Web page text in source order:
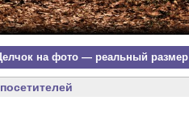
на фото — реальный размер